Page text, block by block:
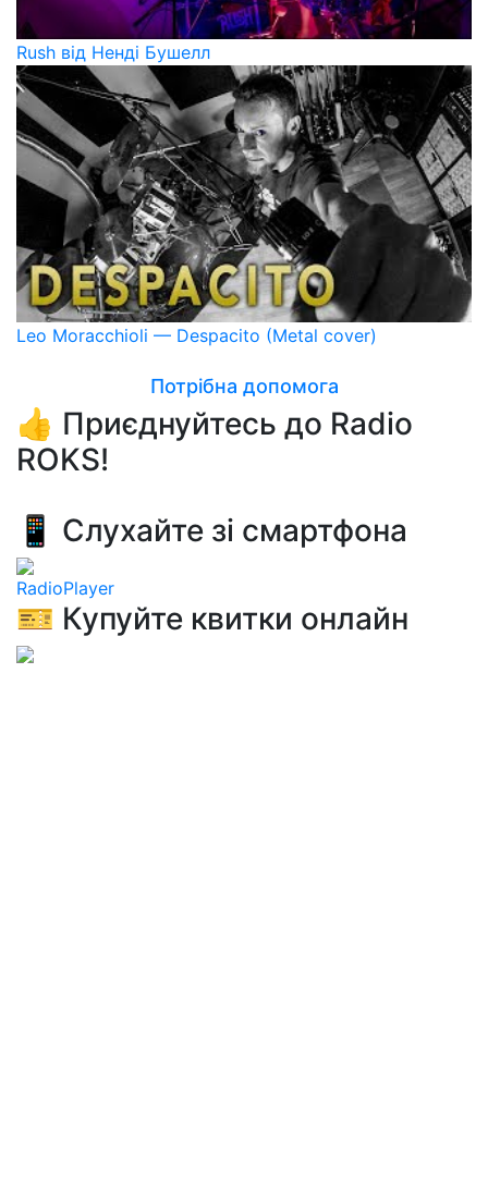
Rush від Ненді Бушелл
Leo Moracchioli — Despacito (Metal cover)
Потрібна допомога
👍 Приєднуйтесь до Radio
ROKS!
📱 Слухайте зі смартфона
RadioPlayer
🎫 Купуйте квитки онлайн